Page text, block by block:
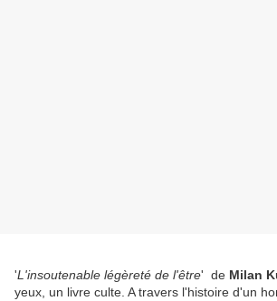
'L'insoutenable légèreté de l'être' de Milan
yeux, un livre culte. A travers l'histoire d'un